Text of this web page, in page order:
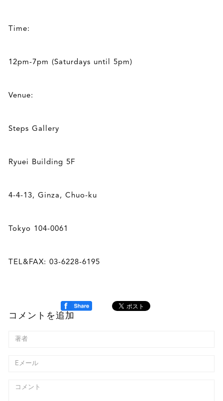
Time:
12pm-7pm (Saturdays until 5pm)
Venue:
Steps Gallery
Ryuei Building 5F
4-4-13, Ginza, Chuo-ku
Tokyo 104-0061
TEL&FAX: 03-6228-6195
コメントを追加